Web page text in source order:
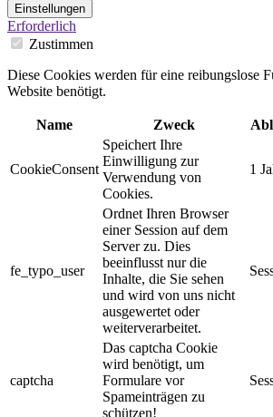
Einstellungen
Erforderlich
Zustimmen
Diese Cookies werden für eine reibungslose
Website benötigt.
Name Zweck
CookieConsent
Speichert Ihre
Einwilligung zur
Verwendung von
Cookies.
1
fe_typo_user
Ordnet Ihren Browser
einer Session auf dem
Server zu. Dies
beeinflusst nur die
Inhalte, die Sie sehen
und wird von uns nicht
ausgewertet oder
weiterverarbeitet.
captcha
Das captcha Cookie
wird benötigt, um
Formulare vor
Spameinträgen zu
schützen!